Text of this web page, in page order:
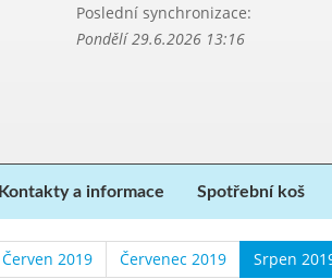
Poslední synchronizace:
Pondělí 29.6.2026 13:16
Kontakty a informace Spotřební koš
Červen 2019 Červenec 2019 Srpen